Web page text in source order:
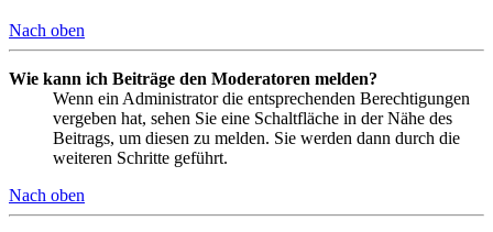
Nach oben
Wie kann ich Beiträge den Moderatoren melden?
Wenn ein Administrator die entsprechenden Berechtigungen
vergeben hat, sehen Sie eine Schaltfläche in der Nähe des
Beitrags, um diesen zu melden. Sie werden dann durch die
weiteren Schritte geführt.
Nach oben